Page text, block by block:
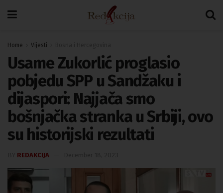
Home Vijesti
Usame Zukorlić proglasio
pobjedu SPP u Sandžaku i
dijaspori: Najjača smo
bošnjačka stranka u Srbiji, ovo
su historijski rezultati
REDAKCIJA